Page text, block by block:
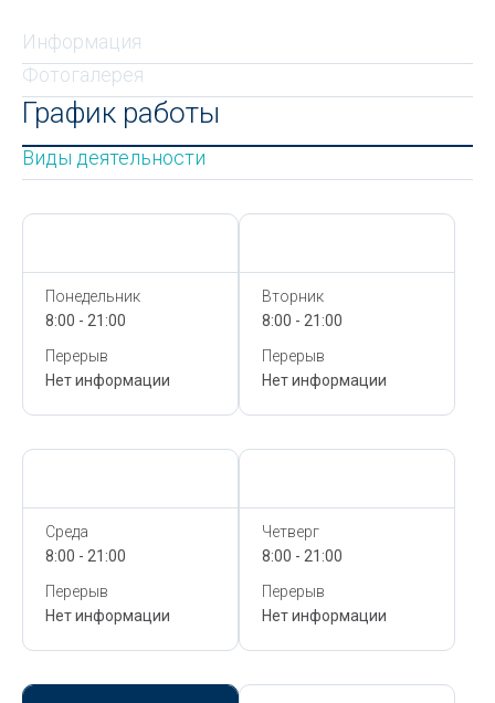
Информация
Фотогалерея
График работы
Виды деятельности
Понедельник
8:00 - 21:00
Перерыв
Нет информации
Вторник
8:00 - 21:00
Перерыв
Нет информации
Среда
8:00 - 21:00
Перерыв
Нет информации
Четверг
8:00 - 21:00
Перерыв
Нет информации